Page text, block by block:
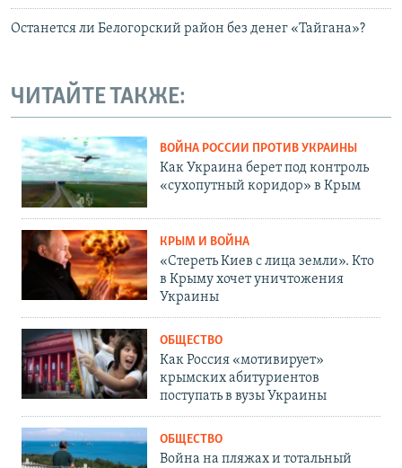
Останется ли Белогорский район без денег «Тайгана»?
ЧИТАЙТЕ ТАКЖЕ:
ВОЙНА РОССИИ ПРОТИВ УКРАИНЫ
Как Украина берет под контроль
«сухопутный коридор» в Крым
КРЫМ И ВОЙНА
«Стереть Киев с лица земли». Кто
в Крыму хочет уничтожения
Украины
ОБЩЕСТВО
Как Россия «мотивирует»
крымских абитуриентов
поступать в вузы Украины
ОБЩЕСТВО
Война на пляжах и тотальный